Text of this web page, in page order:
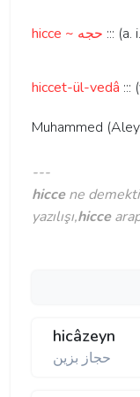
hicce ~ حجه :::
hiccet-ül-vedâ :::
Muhammed
---
hiccene
yazılışı,hicce
hicâzeyn
حجاز بزين